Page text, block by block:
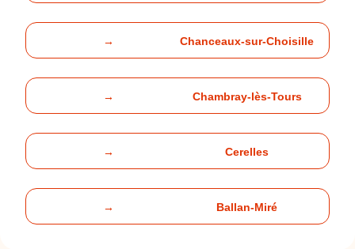
→ Chanceaux-sur-Choisille
→ Chambray-lès-Tours
→ Cerelles
→ Ballan-Miré